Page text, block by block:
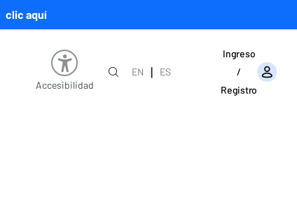
clic aquí
Accesibilidad
EN |
ES
Ingreso
/
Registro